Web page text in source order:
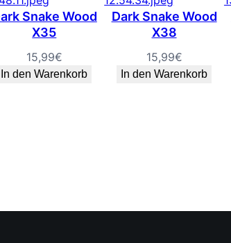
Snake Wood
X35
15,99€
In den Warenkorb
Dark Snake Wood
X38
15,99€
In den Warenkorb